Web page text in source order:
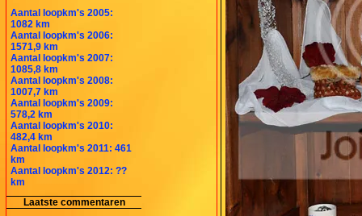
Aantal loopkm's 2005:
1082 km
Aantal loopkm's 2006:
1571,9 km
Aantal loopkm's 2007:
1085,8 km
Aantal loopkm's 2008:
1007,7 km
Aantal loopkm's 2009:
578,2 km
Aantal loopkm's 2010:
482,4 km
Aantal loopkm's 2011: 461
km
Aantal loopkm's 2012: ??
km
Laatste commentaren